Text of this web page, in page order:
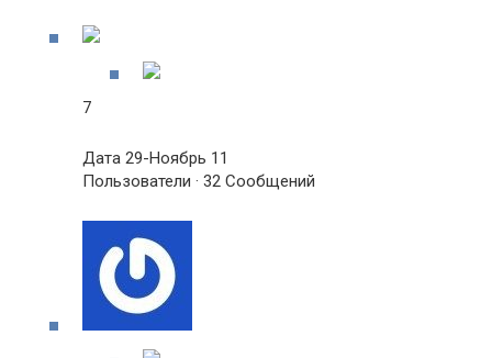
7
Дата 29-Ноябрь 11
Пользователи · 32 Сообщений